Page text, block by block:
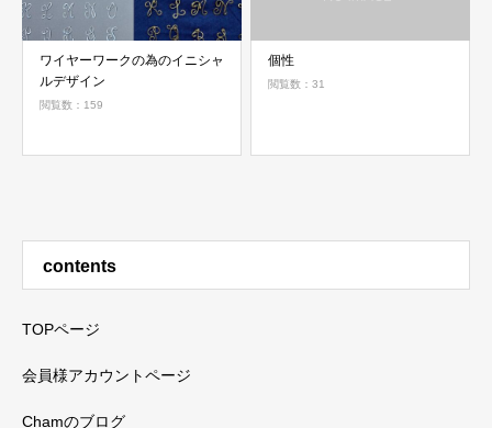
ワイヤーワークの為のイニシャ
ルデザイン
閲覧数：159
個性
閲覧数：31
contents
TOPページ
会員様アカウントページ
Chamのブログ